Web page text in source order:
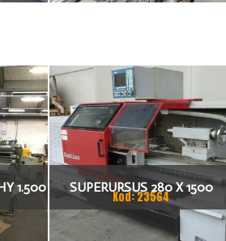
1.500
SUPERURSUS 280 X 1500
TOKARKA
Kod: 23564